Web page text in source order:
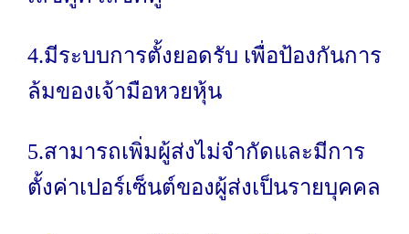
4.มีระบบการตั้งยอดรับ เพื่อป้องกันการ
ล้มของเจ้ามือหวยหุ้น
5.สามารถเพิ่มผู้ส่งไม่จำกัดและมีการ
ตั้งค่าเปอร์เซ็นต์ของผู้ส่งเป็นรายบุคคล